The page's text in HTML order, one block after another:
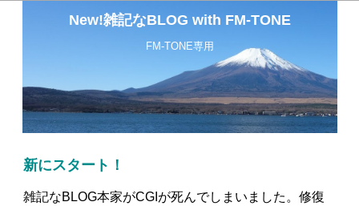
New!雑記なBLOG with FM-TONE
FM-TONE専用
新にスタート！
雑記なBLOG本家がCGIが死んでしまいました。修復